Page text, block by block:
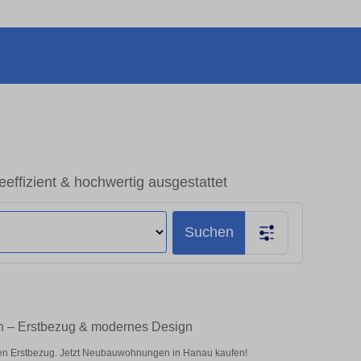
& hochwertig ausgestattet
Suchen
Erstbezug & modernes Design
Erstbezug. Jetzt Neubauwohnungen in Hanau kaufen!